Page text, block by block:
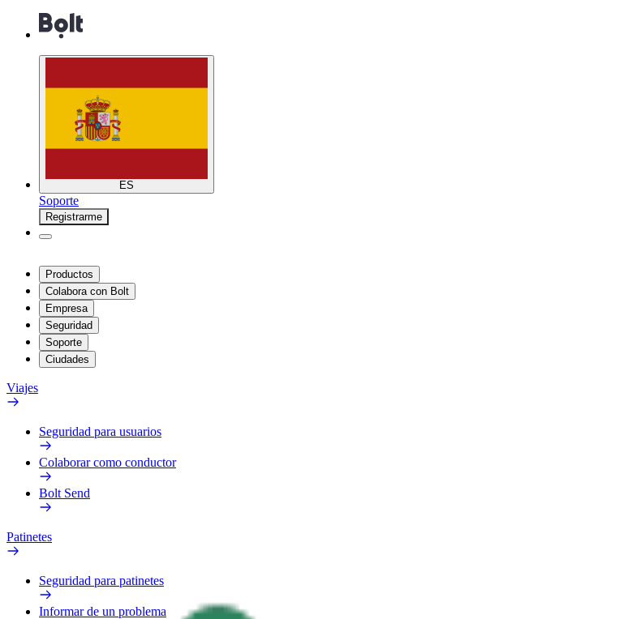
ES
Soporte
Registrarme
Productos
Colabora con Bolt
Empresa
Seguridad
Soporte
Ciudades
Viajes
Seguridad para usuarios
Colaborar como conductor
Bolt Send
Patinetes
Seguridad para patinetes
Informar de un problema